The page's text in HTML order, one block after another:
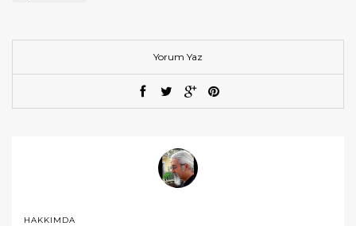
Yorum Yaz
HAKKIMDA